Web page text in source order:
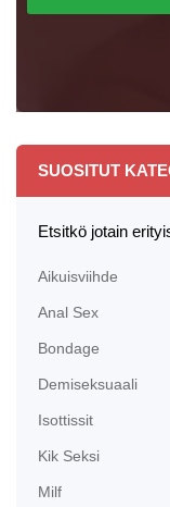
SUOSITUT
Etsitkö jotain
Aikuisviihde
Anal Sex
Bondage
Demiseksuaali
Isottissit
Kik Seksi
Milf